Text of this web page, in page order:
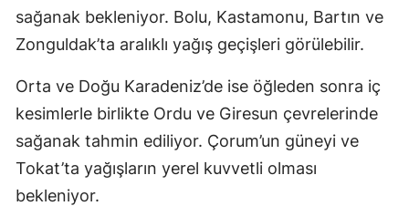
sağanak bekleniyor. Bolu, Kastamonu, Bartın ve
Zonguldak’ta aralıklı yağış geçişleri görülebilir.
Orta ve Doğu Karadeniz’de ise öğleden sonra iç
kesimlerle birlikte Ordu ve Giresun çevrelerinde
sağanak tahmin ediliyor. Çorum’un güneyi ve
Tokat’ta yağışların yerel kuvvetli olması
bekleniyor.